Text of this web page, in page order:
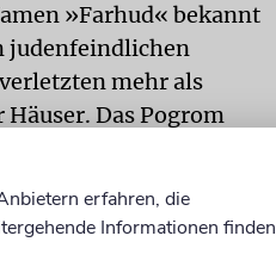
»Farhud« bekannt
judenfeindlichen
mehr als
Das Pogrom
aus mehrheitlich
boten die frühen
erfahren, die
Informationen finden